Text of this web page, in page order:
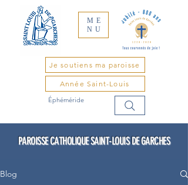
ME
NU
Je soutiens ma paroisse
Année Saint-Louis
Éphéméride
PAROISSE CATHOLIQUE SAINT-LOUIS DE GARCHES
Blog